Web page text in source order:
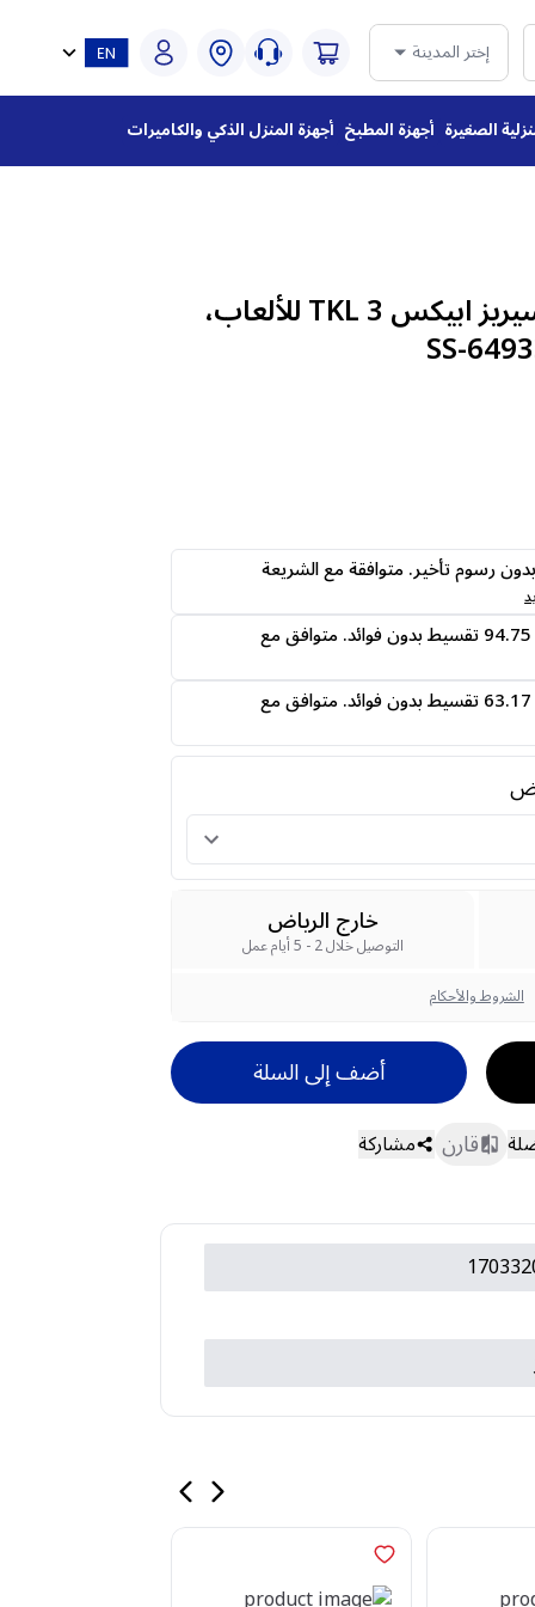
إختر المدينة
الصغيرة أجهزة المطبخ أجهزة المنزل الذكي والكاميرات
لوحة مفاتيح ستيل سيريز ابيكس TKL 3 للألعاب،
دفعه بدون رسوم تأخير. متوافقة مع الشريعة
قسمها على 4 دفعات 94.75 تقسيط بدون فوائد. متوافق مع
قسمها على 6 دفعات 63.17 تقسيط بدون فوائد. متوافق مع
خارج الرياض
التوصيل خلال 2 - 5 أيام عمل
الشروط والأحكام
أضف إلى السلة
قارن مشاركة